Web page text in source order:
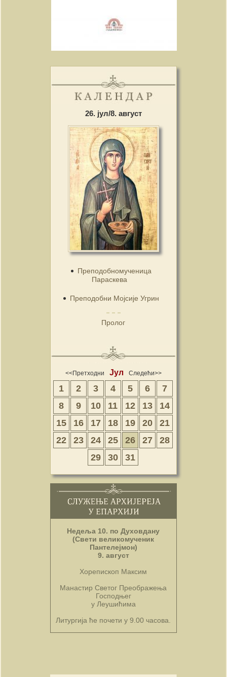
26. јул/8. август
Преподобномученица
Параскева
Преподобни Мојсије Угрин
Пролог
<<Претходни Јул Следећи>>
1 2 3 4 5 6
7
8
9 10 11 12 13
14
15
16 17 18 19 20
21
22
23 24 25 26 27
28
29
30 31
Недеља 10. по Духовдану
(Свети великомученик
Пантелејмон)
9. август
Хорепископ Максим
Манастир Светог Преображења
Господњег
у Леушићима
Литургија ће почети у 9.00 часова.